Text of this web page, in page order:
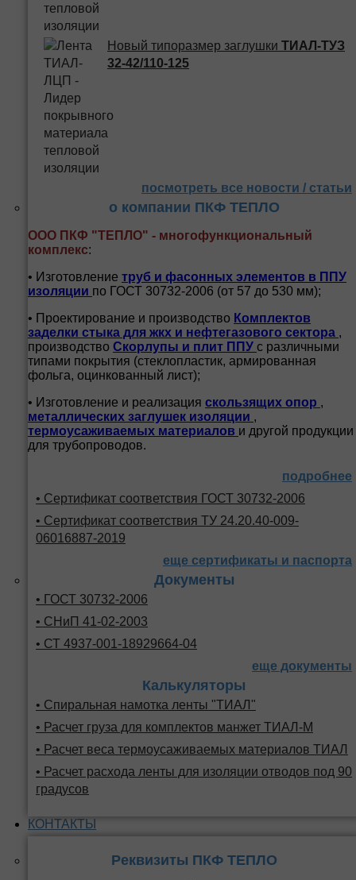
Новый типоразмер заглушки ТИАЛ-ТУЗ
32-42/110-125
посмотреть все новости / статьи
о компании ПКФ ТЕПЛО
ООО ПКФ "ТЕПЛО" - многофункциональный
комплекс:
• Изготовление труб и фасонных элементов в ППУ
изоляции по ГОСТ 30732-2006 (от 57 до 530 мм);
• Проектирование и производство Комплектов
заделки стыка для жкх и нефтегазового сектора ,
производство Скорлупы и плит ППУ с различными
типами покрытия (стеклопластик, армированная
фольга, оцинкованный лист);
• Изготовление и реализация скользящих опор ,
металлических заглушек изоляции ,
термоусаживаемых материалов и другой продукции
для трубопроводов.
подробнее
• Сертификат соответствия ГОСТ 30732-2006
• Сертификат соответствия ТУ 24.20.40-009-
06016887-2019
еще сертификаты и паспорта
Документы
• ГОСТ 30732-2006
• СНиП 41-02-2003
• СТ 4937-001-18929664-04
еще документы
Калькуляторы
• Спиральная намотка ленты "ТИАЛ"
• Расчет груза для комплектов манжет ТИАЛ-М
• Расчет веса термоусаживаемых материалов ТИАЛ
• Расчет расхода ленты для изоляции отводов под 90
градусов
КОНТАКТЫ
Реквизиты ПКФ ТЕПЛО